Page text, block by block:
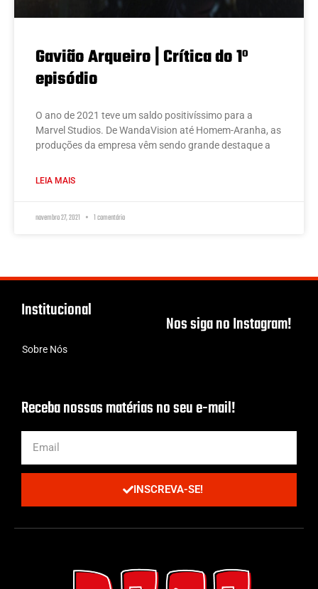
Gavião Arqueiro | Crítica do 1º
episódio
O ano de 2021 teve um saldo positivíssimo para a
Marvel Studios. De WandaVision até Homem-Aranha, as
produções da empresa vêm sendo grande destaque a
LEIA MAIS
novembro 27, 2021 1 comentário
Institucional
Sobre Nós
Nos siga no Instagram!
Receba nossas matérias no seu e-mail!
INSCREVA-SE!